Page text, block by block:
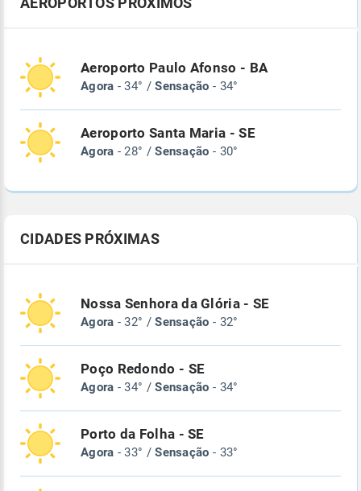
Aeroporto Paulo Afonso - BA
Agora - 34° /Sensação - 34°
Aeroporto Santa Maria - SE
Agora - 28° /Sensação - 30°
CIDADES PRÓXIMAS
Nossa Senhora da Glória - SE
Agora - 32° /Sensação - 32°
Poço Redondo - SE
Agora - 34° /Sensação - 34°
Porto da Folha - SE
Agora - 33° /Sensação - 33°